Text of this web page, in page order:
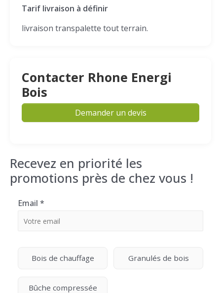
Tarif livraison à définir
livraison transpalette tout terrain.
Contacter Rhone Energi
Bois
Demander un devis
Recevez en priorité les
promotions près de chez vous !
Email *
Bois de chauffage Granulés de bois
Bûche compressée